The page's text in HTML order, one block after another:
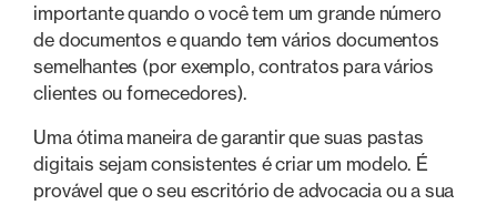
importante quando o você tem um grande número
de documentos e quando tem vários documentos
semelhantes (por exemplo, contratos para vários
clientes ou fornecedores).
Uma ótima maneira de garantir que suas pastas
digitais sejam consistentes é criar um modelo. É
provável que o seu escritório de advocacia ou a sua